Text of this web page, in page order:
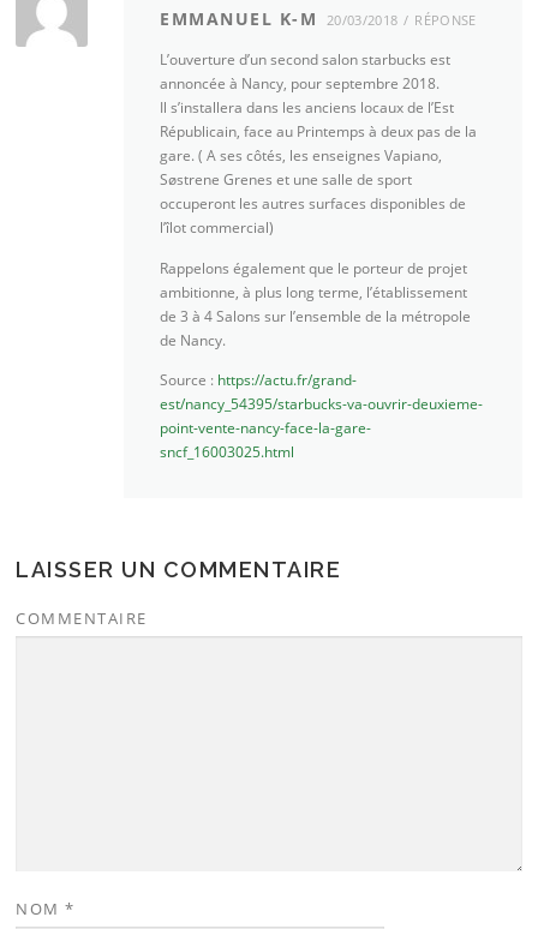
EMMANUEL K-M 20/03/2018 RÉPONSE
L’ouverture d’un second salon starbucks est
annoncée à Nancy, pour septembre 2018.
Il s’installera dans les anciens locaux de l’Est
Républicain, face au Printemps à deux pas de la
gare. ( A ses côtés, les enseignes Vapiano,
Søstrene Grenes et une salle de sport
occuperont les autres surfaces disponibles de
l’îlot commercial)
Rappelons également que le porteur de projet
ambitionne, à plus long terme, l’établissement
de 3 à 4 Salons sur l’ensemble de la métropole
de Nancy.
Source : https://actu.fr/grand-
est/nancy_54395/starbucks-va-ouvrir-deuxieme-
point-vente-nancy-face-la-gare-
sncf_16003025.html
LAISSER UN COMMENTAIRE
COMMENTAIRE
NOM*